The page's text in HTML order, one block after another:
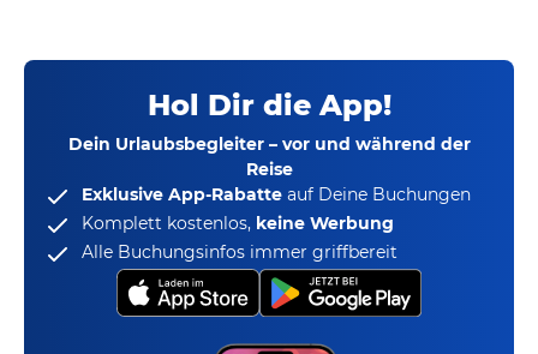
Hol Dir die App!
Dein Urlaubsbegleiter – vor und während der
Reise
Exklusive App-Rabatte auf Deine Buchungen
Komplett kostenlos, keine Werbung
Alle Buchungsinfos immer griffbereit